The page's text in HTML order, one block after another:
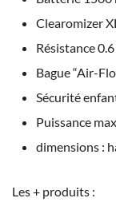
Clearomizer
Résistance
Bague “Air-
Sécurité
Puissance
dimensions :
Les + produits :